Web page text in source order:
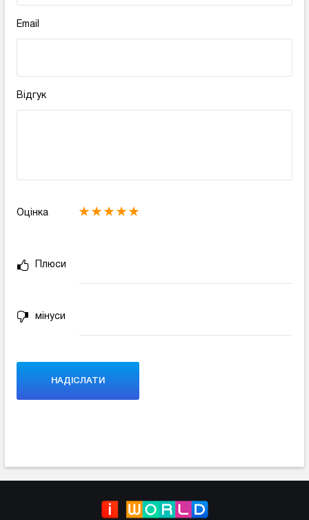
Email
Відгук
Оцінка
Плюси
мінуси